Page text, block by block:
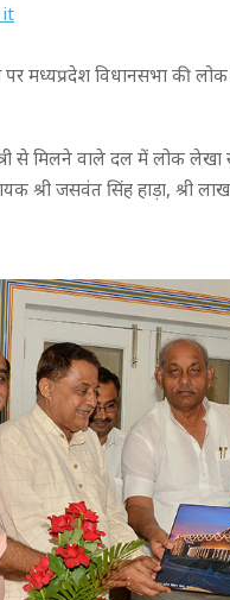
it
पर मध्यप्रदेश विधानसभा की
से मिलने वाले दल में लोक लेखा
श्री जसवंत सिंह हाड़ा, श्री